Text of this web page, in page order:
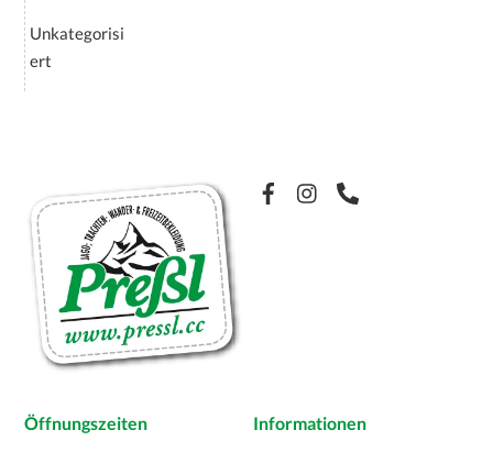
Unkategorisi
ert
Facebook
Öffnungszeiten Informationen